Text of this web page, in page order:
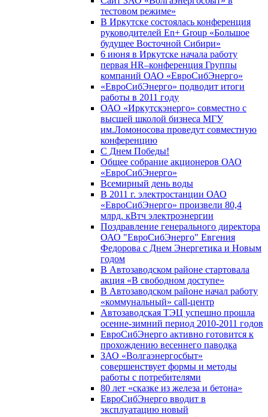
тестовом режиме»
В Иркутске состоялась конференция
руководителей En+ Group «Большое
будущее Восточной Сибири»
6 июня в Иркутске начала работу
первая HR–конференция Группы
компаний ОАО «ЕвроСибЭнерго»
«ЕвроСибЭнерго» подводит итоги
работы в 2011 году
ОАО «Иркутскэнерго» совместно с
высшей школой бизнеса МГУ
им.Ломоносова проведут совместную
конференцию
С Днем Победы!
Общее собрание акционеров ОАО
«ЕвроСибЭнерго»
Всемирный день воды
В 2011 г. электростанции ОАО
«ЕвроСибЭнерго» произвели 80,4
млрд. кВтч электроэнергии
Поздравление генерального директора
ОАО "ЕвроСибЭнерго" Евгения
Федорова с Днем Энергетика и Новым
годом
В Автозаводском районе стартовала
акция «В свободном доступе»
В Автозаводском районе начал работу
«коммунальный» call-центр
Автозаводская ТЭЦ успешно прошла
осенне-зимний период 2010-2011 годов
ЕвроСибЭнерго активно готовится к
прохождению весеннего паводка
ЗАО «Волгаэнергосбыт»
совершенствует формы и методы
работы с потребителями
80 лет «сказке из железа и бетона»
ЕвроСибЭнерго вводит в
эксплуатацию новый